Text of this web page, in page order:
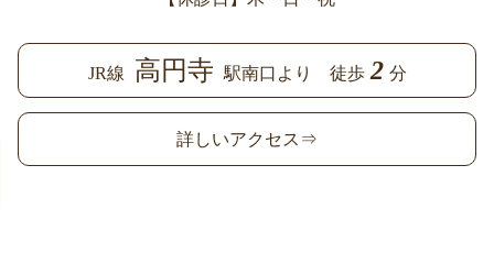
JR線 高円寺 駅南口より 徒歩 2 分
詳しいアクセス⇒